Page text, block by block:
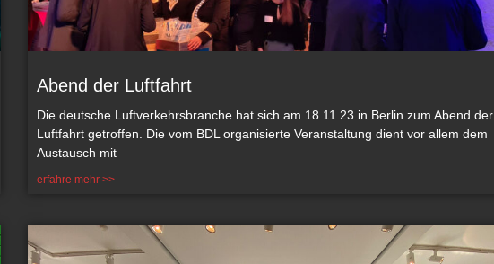
Abend der Luftfahrt
Die deutsche Luftverkehrsbranche hat sich am 18.11.23 in Berlin zum Abend der
Luftfahrt getroffen. Die vom BDL organisierte Veranstaltung dient vor allem dem
Austausch mit
erfahre mehr >>